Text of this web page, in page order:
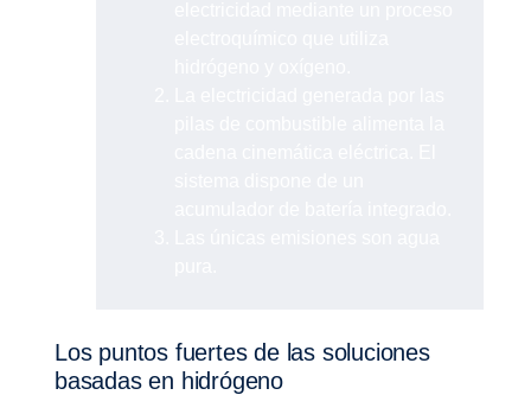
Los puntos fuertes de las soluciones
basadas en hidró­geno